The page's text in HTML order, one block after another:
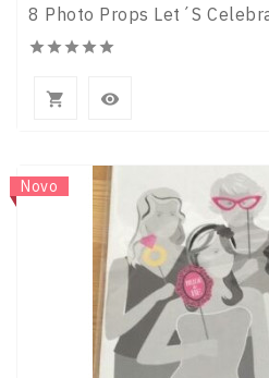
8 Photo Props Let´s

 
Novo